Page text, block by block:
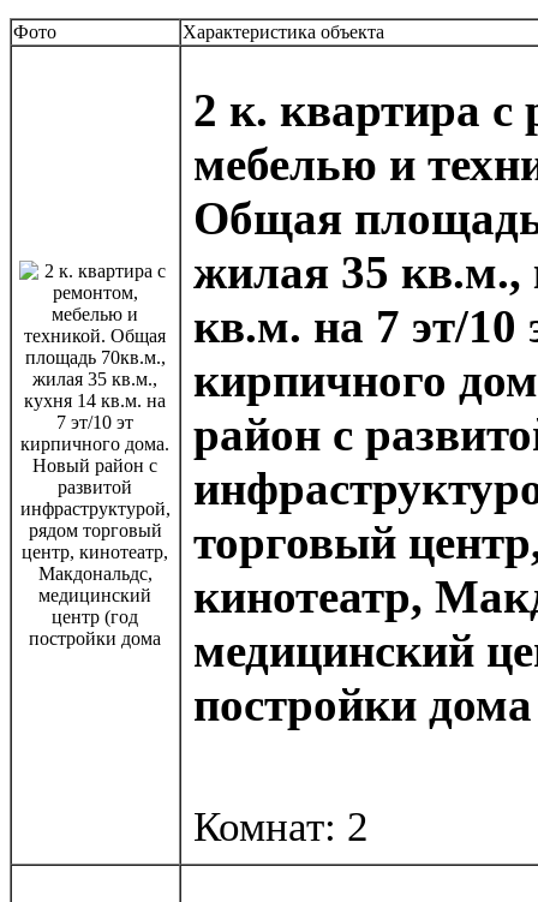
Фото Характеристика объекта
2 к. квартира с
мебелью и
Общая
жилая 35 кв.м.,
кв.м. на 7 эт/10
кирпичного
район с
торговый
кинотеатр,
медицинский
постройки дома
Комнат: 2